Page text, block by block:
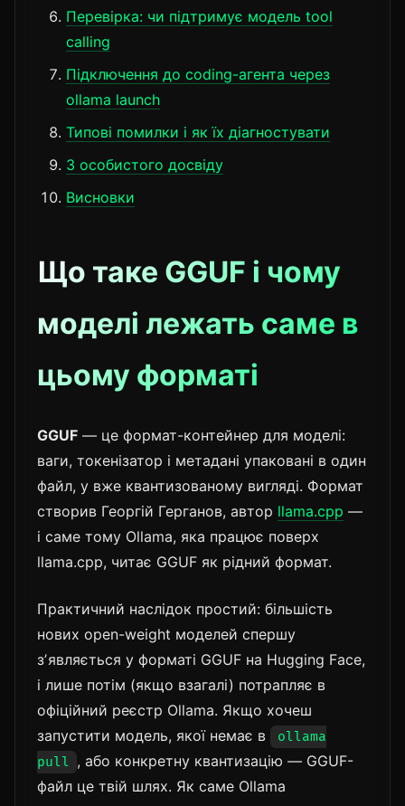
Перевірка: чи підтримує модель tool
calling
Підключення до coding-агента через
ollama launch
Типові помилки і як їх діагностувати
З особистого досвіду
Висновки
Що таке GGUF і чому
моделі лежать саме в
цьому форматі
GGUF — це формат-контейнер для моделі:
ваги, токенізатор і метадані упаковані в один
файл, у вже квантизованому вигляді. Формат
створив Георгій Герганов, автор llama.cpp —
і саме тому Ollama, яка працює поверх
llama.cpp, читає GGUF як рідний формат.
Практичний наслідок простий: більшість
нових open-weight моделей спершу
зʼявляється у форматі GGUF на Hugging Face,
і лише потім (якщо взагалі) потрапляє в
офіційний реєстр Ollama. Якщо хочеш
запустити модель, якої немає в
ollama
pull , або конкретну квантизацію — GGUF-
файл це твій шлях. Як саме Ollama